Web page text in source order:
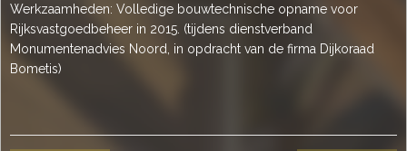
Werkzaamheden: Volledige bouwtechnische opname voor
Rijksvastgoedbeheer in 2015. (tijdens dienstverband
Monumentenadvies Noord, in opdracht van de firma Dijkoraad
Bometis)